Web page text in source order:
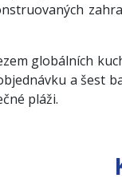
globálních
a šest
pláži.